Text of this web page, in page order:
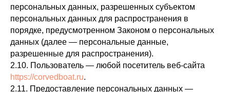
персональных данных, разрешенных субъектом
персональных данных для распространения в
порядке, предусмотренном Законом о персональных
данных (далее — персональные данные,
разрешенные для распространения).
2.10. Пользователь — любой посетитель веб-сайта
https://corvedboat.ru.
2.11. Предоставление персональных данных —